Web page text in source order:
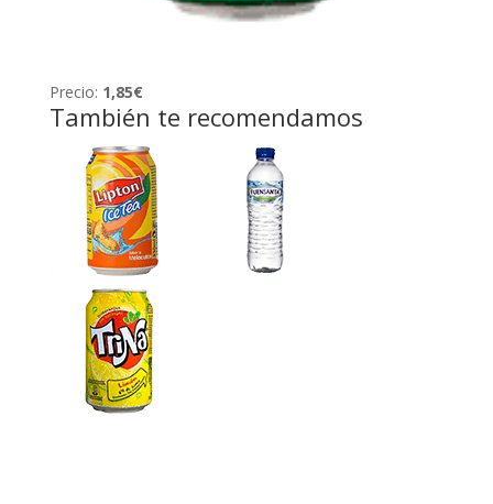
Precio: 1,85€
También te recomendamos